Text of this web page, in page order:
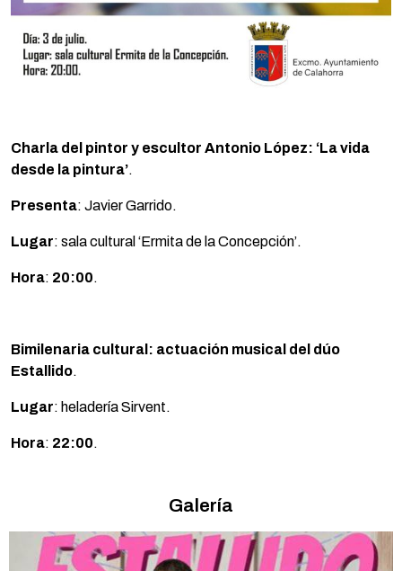
Charla del pintor y escultor Antonio López: ‘La vida
desde la pintura’.
Presenta: Javier Garrido.
Lugar: sala cultural ‘Ermita de la Concepción’.
Hora: 20:00.
Bimilenaria cultural: actuación musical del dúo
Estallido.
Lugar: heladería Sirvent.
Hora: 22:00.
Galería